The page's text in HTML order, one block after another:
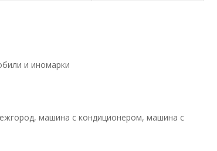
и иномарки
машина с кондиционером, машина с